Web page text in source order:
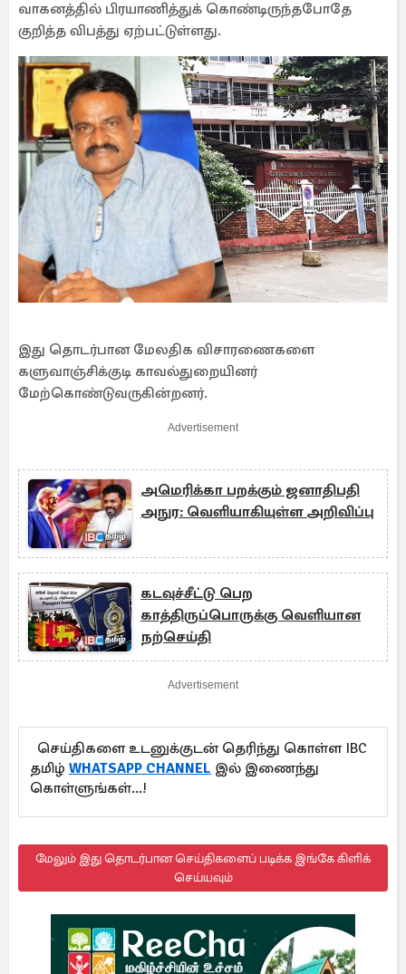
வாகனத்தில் பிரயாணித்துக் கொண்டிருந்தபோதே
குறித்த விபத்து ஏற்பட்டுள்ளது.
இது தொடர்பான மேலதிக விசாரணைகளை
களுவாஞ்சிக்குடி காவல்துறையினர்
மேற்கொண்டுவருகின்றனர்.
Advertisement
அமெரிக்கா பறக்கும் ஜனாதிபதி
அநுர: வெளியாகியுள்ள அறிவிப்பு
கடவுச்சீட்டு பெற
காத்திருப்பொருக்கு வெளியான
நற்செய்தி
Advertisement
செய்திகளை உடனுக்குடன் தெரிந்து கொள்ள IBC
தமிழ் WHATSAPP CHANNEL இல் இணைந்து
கொள்ளுங்கள்...!
மேலும் இது தொடர்பான செய்திகளைப் படிக்க இங்கே கிளிக்
செய்யவும்